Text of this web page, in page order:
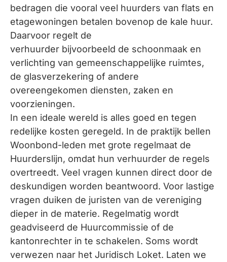
bedragen die vooral veel huurders van flats en
etagewoningen betalen bovenop de kale huur.
Daarvoor regelt de
verhuurder bijvoorbeeld de schoonmaak en
verlichting van gemeenschappelijke ruimtes,
de glasverzekering of andere
overeengekomen diensten, zaken en
voorzieningen.
In een ideale wereld is alles goed en tegen
redelijke kosten geregeld. In de praktijk bellen
Woonbond-leden met grote regelmaat de
Huurderslijn, omdat hun verhuurder de regels
overtreedt. Veel vragen kunnen direct door de
deskundigen worden beantwoord. Voor lastige
vragen duiken de juristen van de vereniging
dieper in de materie. Regelmatig wordt
geadviseerd de Huurcommissie of de
kantonrechter in te schakelen. Soms wordt
verwezen naar het Juridisch Loket. Laten we